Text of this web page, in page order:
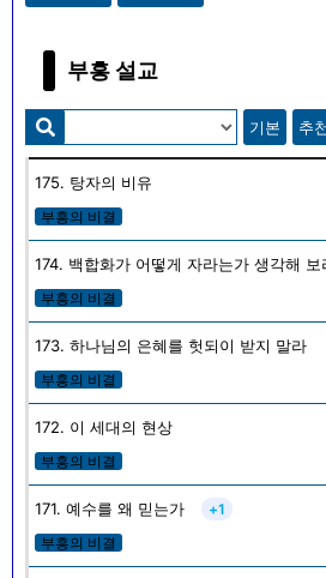
부흥 설교
기본 추
175. 탕자의 비유
부흥의 비결
174. 백합화가 어떻게 자라는가 생각해 보
부흥의 비결
173. 하나님의 은혜를 헛되이 받지 말라
부흥의 비결
172. 이 세대의 현상
부흥의 비결
171. 예수를 왜 믿는가
+1
부흥의 비결